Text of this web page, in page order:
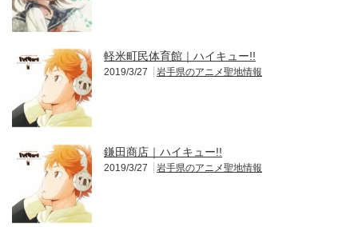
軽米町民体育館｜ハイキュー!!
2019/3/27 岩手県のアニメ聖地情報
鎌田商店｜ハイキュー!!
2019/3/27 岩手県のアニメ聖地情報